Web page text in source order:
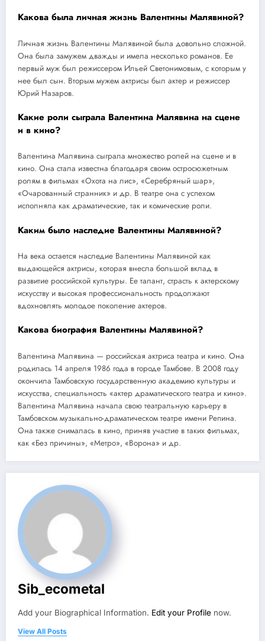
Какова была личная жизнь Валентины Малявиной?
Личная жизнь Валентины Малявиной была довольно сложной.
Она была замужем дважды и имела несколько романов. Ее
первый муж был режиссером Ильей Светонимовым, с которым у
нее был сын. Вторым мужем актрисы был актер и режиссер
Юрий Назаров.
Какие роли сыграла Валентина Малявина на сцене
и в кино?
Валентина Малявина сыграла множество ролей на сцене и в
кино. Она стала известна благодаря своим остросюжетным
ролям в фильмах «Охота на лис», «Серебряный шар»,
«Очарованный странник» и др. В театре она с успехом
исполняла как драматические, так и комические роли.
Каким было наследие Валентины Малявиной?
На века остается наследие Валентины Малявиной как
выдающейся актрисы, которая внесла большой вклад в
развитие российской культуры. Ее талант, страсть к актерскому
искусству и высокая профессиональность продолжают
вдохновлять молодое поколение актеров.
Какова биография Валентины Малявиной?
Валентина Малявина — российская актриса театра и кино. Она
родилась 14 апреля 1986 года в городе Тамбове. В 2008 году
окончила Тамбовскую государственную академию культуры и
искусства, специальность «актер драматического театра и кино».
Валентина Малявина начала свою театральную карьеру в
Тамбовском музыкально-драматическом театре имени Репина.
Она также снималась в кино, приняв участие в таких фильмах,
как «Без причины», «Метро», «Ворона» и др.
Sib_ecometal
Add your Biographical Information. Edit your Profile now.
View All Posts